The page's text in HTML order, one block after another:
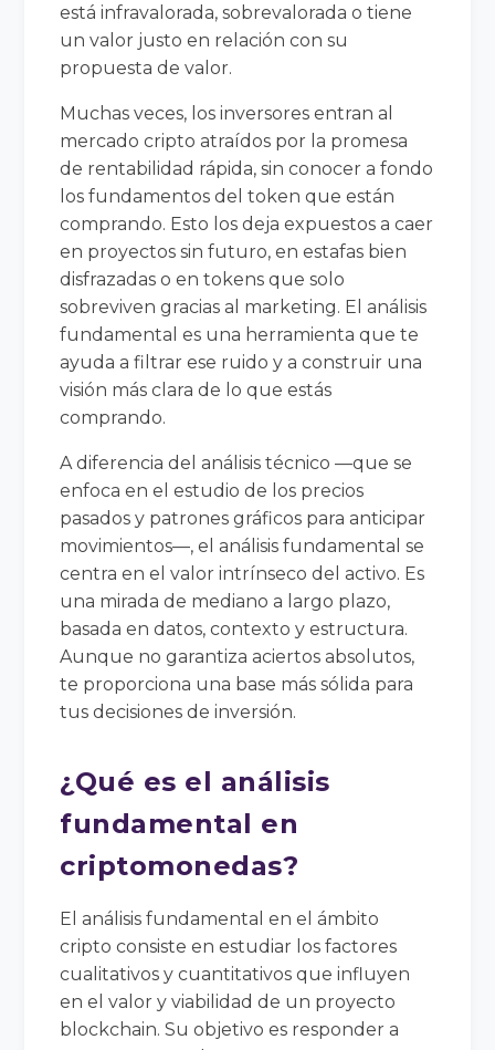
está infravalorada, sobrevalorada o tiene
un valor justo en relación con su
propuesta de valor.
Muchas veces, los inversores entran al
mercado cripto atraídos por la promesa
de rentabilidad rápida, sin conocer a fondo
los fundamentos del token que están
comprando. Esto los deja expuestos a caer
en proyectos sin futuro, en estafas bien
disfrazadas o en tokens que solo
sobreviven gracias al marketing. El análisis
fundamental es una herramienta que te
ayuda a filtrar ese ruido y a construir una
visión más clara de lo que estás
comprando.
A diferencia del análisis técnico —que se
enfoca en el estudio de los precios
pasados y patrones gráficos para anticipar
movimientos—, el análisis fundamental se
centra en el valor intrínseco del activo. Es
una mirada de mediano a largo plazo,
basada en datos, contexto y estructura.
Aunque no garantiza aciertos absolutos,
te proporciona una base más sólida para
tus decisiones de inversión.
¿Qué es el análisis
fundamental en
criptomonedas?
El análisis fundamental en el ámbito
cripto consiste en estudiar los factores
cualitativos y cuantitativos que influyen
en el valor y viabilidad de un proyecto
blockchain. Su objetivo es responder a